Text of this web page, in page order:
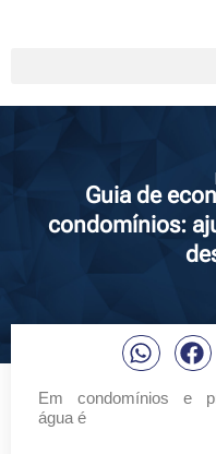
Guia de
condomínios:
Em condomínios e
água é